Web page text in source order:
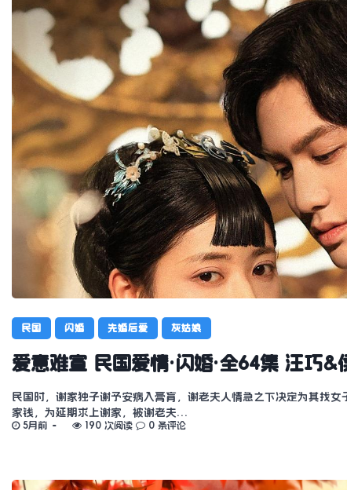
民国 闪婚 先婚后爱 灰姑娘
爱意难宣 民国爱情·闪婚·全64集 汪巧&
民国时，谢家独子谢予安病入膏肓，谢老夫人情急之下决定为其找
家钱，为延期求上谢家，被谢老夫…
5月前 190 次阅读 0 条评论